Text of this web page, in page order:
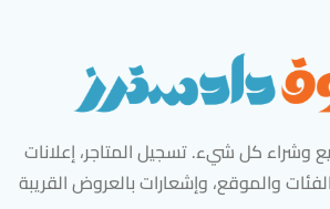
كل شيء. تسجيل المتاجر، إعلانات
والموقع، وإشعارات بالعروض القريبة